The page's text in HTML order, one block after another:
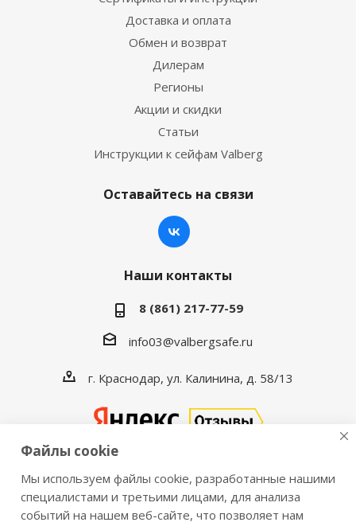
Доставка и оплата
Обмен и возврат
Дилерам
Регионы
Акции и скидки
Статьи
Инструкции к сейфам Valberg
Оставайтесь на связи
Наши контакты
8 (861) 217-77-59
info03@valbergsafe.ru
г. Краснодар, ул. Калинина, д. 58/13
2016-2026 © VALBERGSAFE.RU — Интернет-магазин
сейфов Valberg и металлической мебели Практик.
Файлы cookie
Мы используем файлы cookie, разработанные нашими
специалистами и третьими лицами, для анализа
событий на нашем веб-сайте, что позволяет нам